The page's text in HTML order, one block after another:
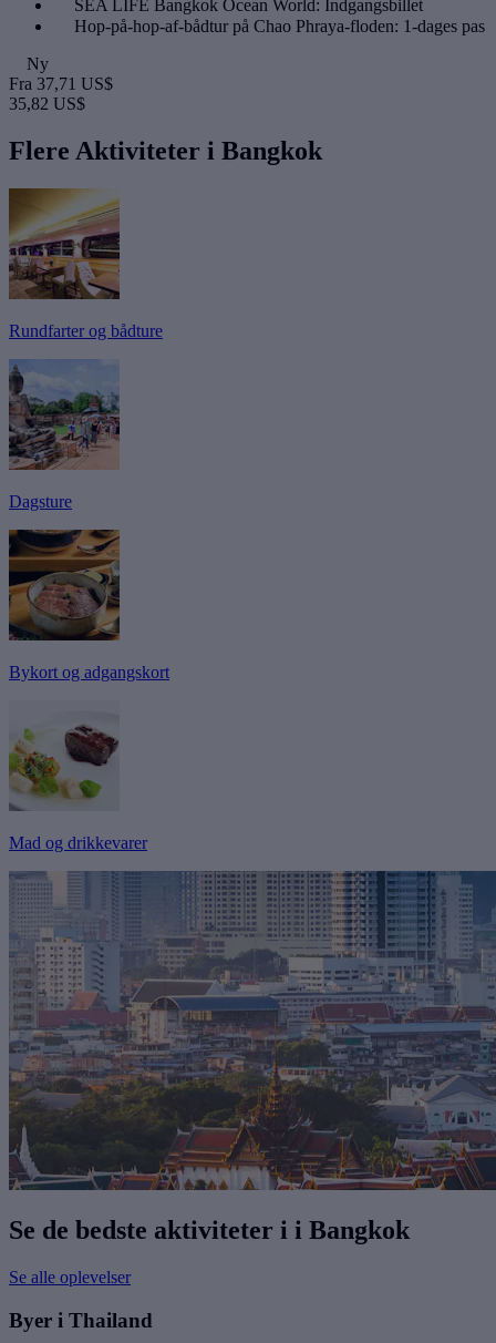
SEA LIFE Bangkok Ocean World: Indgangsbillet
Hop-på-hop-af-bådtur på Chao Phraya-floden: 1-dages pas
Ny
Fra 37,71 US$
35,82 US$
Flere Aktiviteter i Bangkok
Rundfarter og bådture
Dagsture
Bykort og adgangskort
Mad og drikkevarer
Se de bedste aktiviteter i i Bangkok
Se alle oplevelser
Byer i Thailand